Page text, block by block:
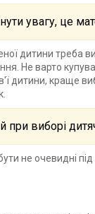
увагу, це
дитини треба
Не варто
дитини, краще
виборі
не очевидні